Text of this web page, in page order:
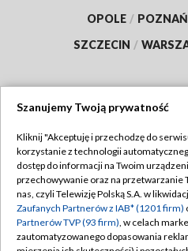
OPOLE / POZNAŃ
SZCZECIN /
Abonament TVP
Emisja w TVP
Centrum informacji TVP
Polityka
Moje
Szanujemy Twoją prywatność
Kliknij "Akceptuję i przechodzę do
korzystanie z technologii
dostęp do informacji na Twoim
przechowywanie oraz na przetwarzanie
nas, czyli Telewizję Polską S.A. w
Zaufanych Partnerów z IAB* (1201 firm)
Partnerów TVP (93 firm), w celach
zautomatyzowanego dopasowania